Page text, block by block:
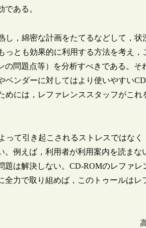
ある。
，綿密な計画をたてるなどして，状
とも効果的に利用する方法を考え，
問題点等）を分析すべきである。そ
ンダーに対してはより使いやすい
には，レファレンススタッフがこれ
て引き起こされるストレスではな
例えば，利用者が利用案内を読まな
は解決しない。CD-ROMのレファ
力で取り組めば，このトゥールはレ